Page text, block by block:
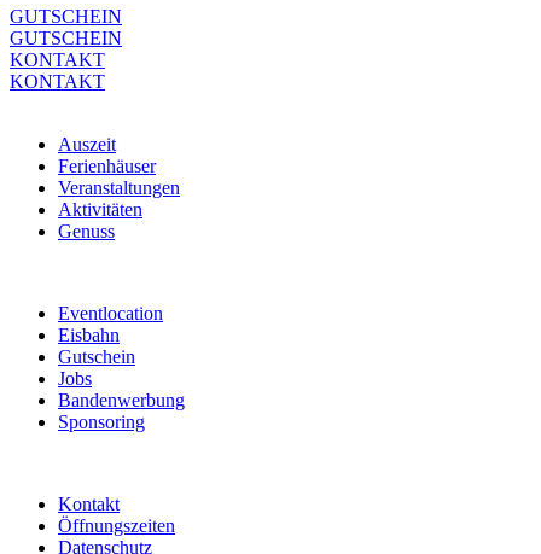
GUTSCHEIN
GUTSCHEIN
KONTAKT
KONTAKT
Auszeit
Ferienhäuser
Veranstaltungen
Aktivitäten
Genuss
Eventlocation
Eisbahn
Gutschein
Jobs
Bandenwerbung
Sponsoring
Kontakt
Öffnungszeiten
Datenschutz